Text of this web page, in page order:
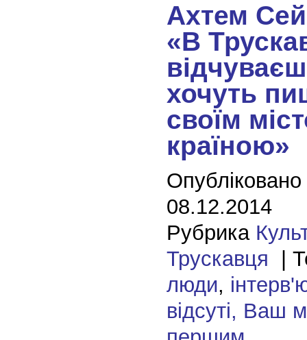
Ахтем
«В
хочуть
своїм
країною»
08.12.2014
Рубрика
Трускавця |
люди,
відсуті, Ваш